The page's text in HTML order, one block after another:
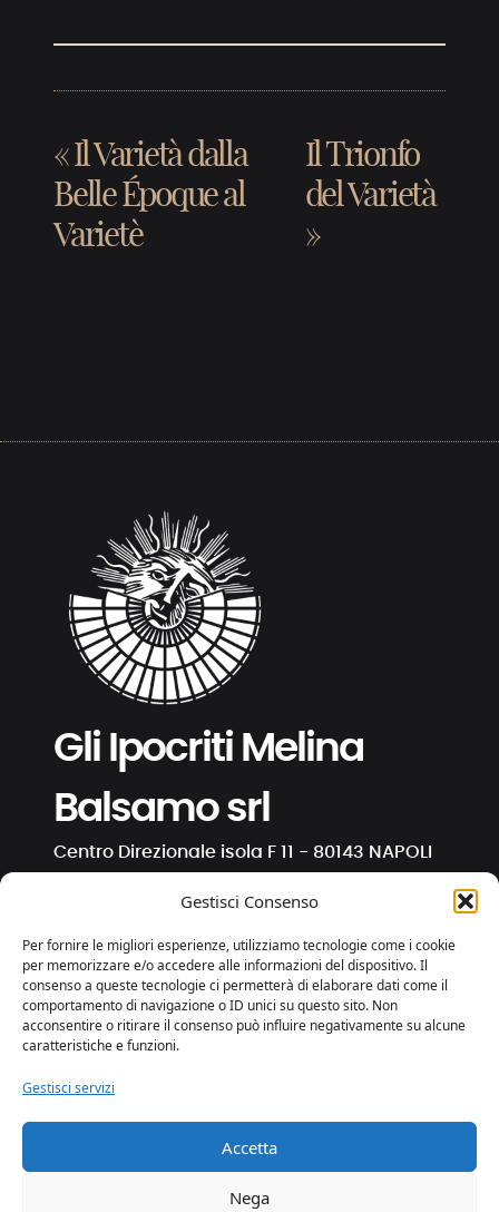
Gestisci Consenso
Per fornire le migliori esperienze, utilizziamo tecnologie come i cookie
per memorizzare e/o accedere alle informazioni del dispositivo. Il
consenso a queste tecnologie ci permetterà di elaborare dati come il
comportamento di navigazione o ID unici su questo sito. Non
acconsentire o ritirare il consenso può influire negativamente su alcune
caratteristiche e funzioni.
Gestisci servizi
Accetta
Nega
« Il Varietà dalla
Belle Époque al
Varietè
Il Trionfo
del Varietà
»
Gli Ipocriti Melina
Balsamo srl
Centro Direzionale isola F 11 - 80143 NAPOLI
gli.ipocriti@pcert.it
⋅ ⋅ ⋅
Privacy e Cookies